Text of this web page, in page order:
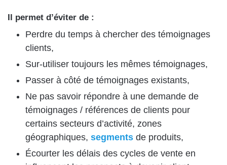
Il permet d’éviter de :
Perdre du temps à chercher des témoignages
clients,
Sur-utiliser toujours les mêmes témoignages,
Passer à côté de témoignages existants,
Ne pas savoir répondre à une demande de
témoignages / références de clients pour
certains secteurs d’activité, zones
géographiques, segments de produits,
Écourter les délais des cycles de vente en